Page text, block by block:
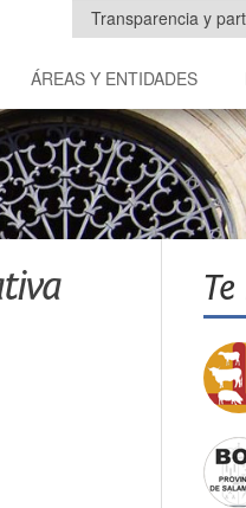
Transparencia y
ÁREAS Y ENTIDADES